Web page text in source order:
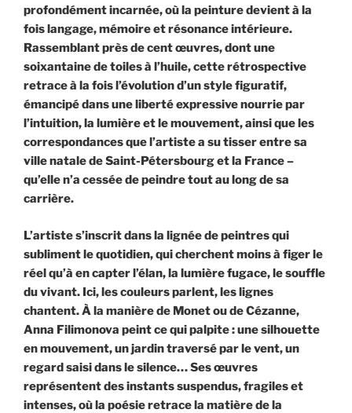
profondément incarnée, où la peinture devient à la
fois langage, mémoire et résonance intérieure.
Rassemblant près de cent œuvres, dont une
soixantaine de toiles à l’huile, cette rétrospective
retrace à la fois l’évolution d’un style figuratif,
émancipé dans une liberté expressive nourrie par
l’intuition, la lumière et le mouvement, ainsi que les
correspondances que l’artiste a su tisser entre sa
ville natale de Saint-Pétersbourg et la France –
qu’elle n’a cessée de peindre tout au long de sa
carrière.
L’artiste s’inscrit dans la lignée de peintres qui
subliment le quotidien, qui cherchent moins à figer le
réel qu’à en capter l’élan, la lumière fugace, le souffle
du vivant. Ici, les couleurs parlent, les lignes
chantent. À la manière de Monet ou de Cézanne,
Anna Filimonova peint ce qui palpite : une silhouette
en mouvement, un jardin traversé par le vent, un
regard saisi dans le silence… Ses œuvres
représentent des instants suspendus, fragiles et
intenses, où la poésie retrace la matière de la